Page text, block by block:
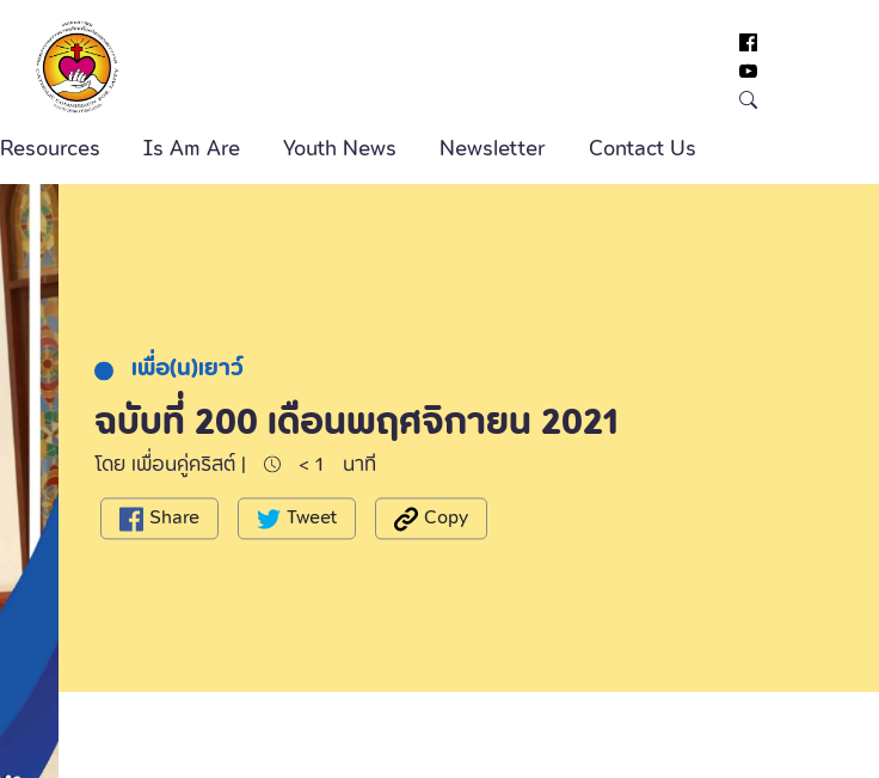
Resources Is Am Are Youth News Newsletter Contact Us
เพื่อ(น)เยาว์
ฉบับที่ 200 เดือนพฤศจิกายน 2021
โดย เพื่อนคู่คริสต์ | < 1 นาที
Share
Tweet Copy